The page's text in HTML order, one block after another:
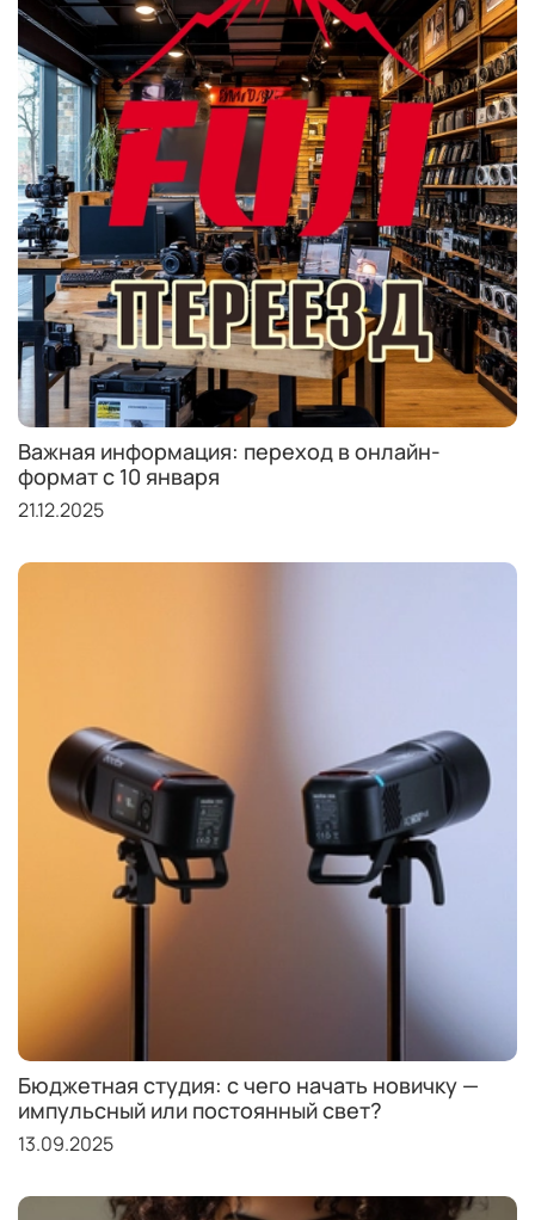
Важная информация: переход в онлайн-
формат с 10 января
21.12.2025
Бюджетная студия: с чего начать новичку —
импульсный или постоянный свет?
13.09.2025